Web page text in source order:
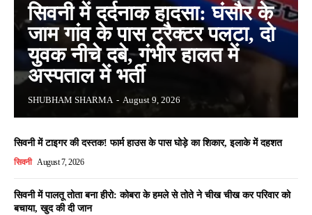
सिवनी में दर्दनाक हादसा: घंसौर के
जाम गांव के पास ट्रैक्टर पलटा, दो
युवक नीचे दबे, गंभीर हालत में
अस्पताल में भर्ती
SHUBHAM SHARMA - August 9, 2026
सिवनी में टाइगर की दस्तक! फार्म हाउस के पास घोड़े का शिकार, इलाके में दहशत
सिवनी August 7, 2026
सिवनी में पालतू तोता बना हीरो: कोबरा के हमले से तोते ने चीख चीख कर परिवार को
बचाया, खुद की दी जान